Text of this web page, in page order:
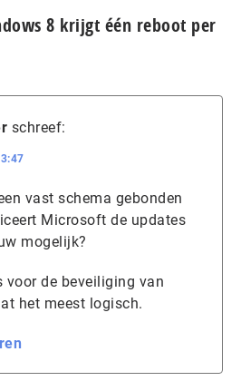
8 krijgt één reboot per
schreef:
vast schema gebonden
Microsoft de updates
mogelijk?
voor de beveiliging van
het meest logisch.